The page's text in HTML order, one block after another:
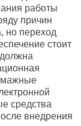
работы
причин
но переход
стоит
средства
внедрения